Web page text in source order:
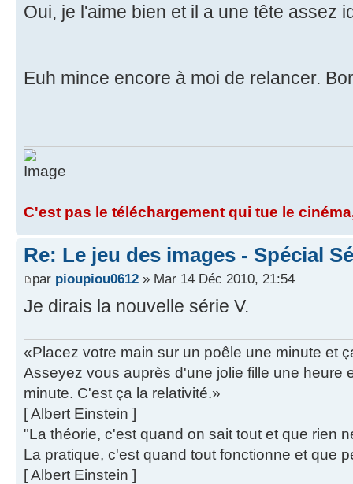
Oui, je l'aime bien et il a une tête assez
Euh mince encore à moi de relancer.
C'est pas le téléchargement qui tue le
Re: Le jeu des images - Spécial
par pioupiou0612 » Mar 14 Déc 2010, 21:54
Je dirais la nouvelle série V.
«Placez votre main sur un poêle une minute et
Asseyez vous auprès d'une jolie fille une heure
minute. C'est ça la relativité.»
[ Albert Einstein ]
"La théorie, c'est quand on sait tout et que rien
La pratique, c'est quand tout fonctionne et que
[ Albert Einstein ]